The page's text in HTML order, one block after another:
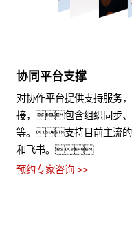
协同平台支撑
对协作平台提供支持服
接，包含组织同步
等。支持目前主流
和飞书。
预约专家咨询 >>